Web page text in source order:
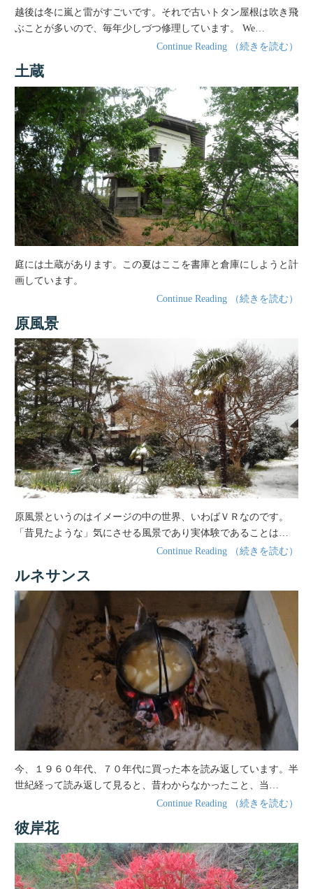
越後は冬に嵐と雷がすごいです。それで古いトタン屋根は吹き飛
ぶことが多いので、毎年少しづつ修理しています。 We…
Continue Reading （続きを読む）
土蔵
庭には土蔵があります。この夏はここを書庫と倉庫にしようと計
画しています。
Continue Reading （続きを読む）
原風景
原風景というのはイメージの中の世界、いわばＶＲなのです。
「昔見たような」気にさせる風景であり実体験であることは…
Continue Reading （続きを読む）
ルネサンス
今、１９６０年代、７０年代に買った本を読み返しています。半
世紀経って読み返して見ると、昔わからなかったこと、当…
Continue Reading （続きを読む）
彼岸花